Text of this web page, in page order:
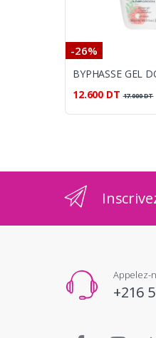
-26%
12.600 DT 17.000DT
Appelez-
+216